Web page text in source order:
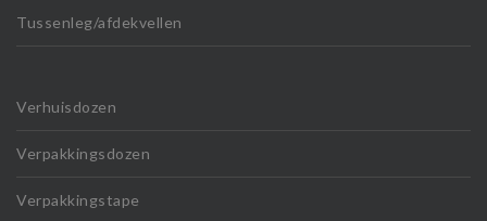
Tussenleg/afdekvellen
Verhuisdozen
Verpakkingsdozen
Verpakkingstape